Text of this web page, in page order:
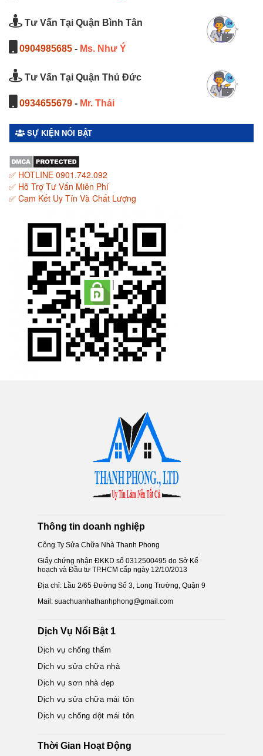
Tư Vấn Tại Quận Bình Tân
0904985685 - Ms. Như Ý
Tư Vấn Tại Quận Thủ Đức
0934655679 - Mr. Thái
SỰ KIỆN NỔI BẬT
✅ HOTLINE 0901.742.092
✅ Hỗ Trợ Tư Vấn Miễn Phí
✅ Cam Kết Uy Tín Và Chất Lượng
Thông tin doanh nghiệp
Công Ty Sửa Chữa Nhà Thanh Phong
Giấy chứng nhận ĐKKD số 0312500495 do Sở Kế
hoạch và Đầu tư TP.HCM cấp ngày 12/10/2013
Địa chỉ: Lầu 2/65 Đường Số 3, Long Trường, Quận 9
Mail: suachuanhathanhphong@gmail.com
Dịch Vụ Nổi Bật 1
Dịch vụ chống thấm
Dịch vụ sửa chữa nhà
Dịch vụ sơn nhà đẹp
Dịch vụ sửa chữa mái tôn
Dịch vụ chống dột mái tôn
Thời Gian Hoạt Động